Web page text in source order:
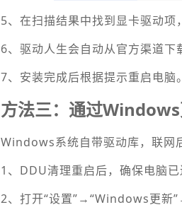
5、在扫描结果中找到显卡驱动项
6、驱动人生会自动从官方渠道下
7、安装完成后根据提示重启电脑。
方法三：通过
Windows系统自带驱动库，联网
1、DDU清理重启后，确保电脑已
2、打开“设置”→“Windows更新